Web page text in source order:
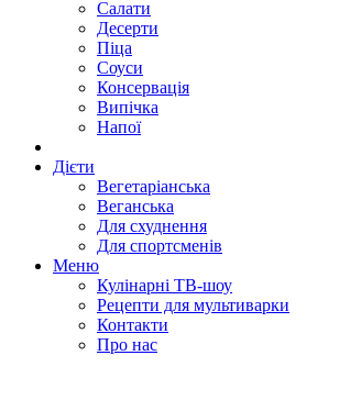
Салати
Десерти
Піца
Соуси
Консервація
Випічка
Напої
Дієти
Вегетаріанська
Веганська
Для схуднення
Для спортсменів
Меню
Кулінарні ТВ-шоу
Рецепти для мультиварки
Контакти
Про нас